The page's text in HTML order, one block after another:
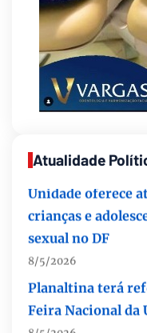
Atualidade
Provedores de
em ferramenta
8/6/2026
Autoridades
Nardes em jantar
Unidade oferece
sexual no DF
8/5/2026
Planaltina terá
Feira Nacional da
8/5/2026
Endereços em